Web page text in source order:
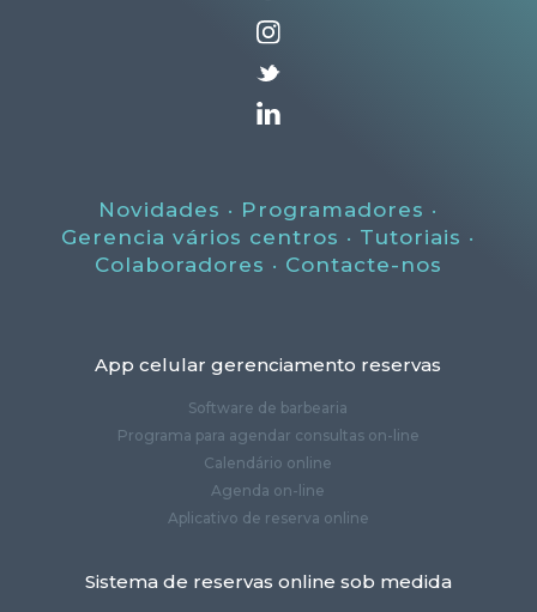
Novidades · Programadores ·
Gerencia vários centros · Tutoriais ·
Colaboradores · Contacte-nos
App celular gerenciamento reservas
Software de barbearia
Programa para agendar consultas on-line
Calendário online
Agenda on-line
Aplicativo de reserva online
Sistema de reservas online sob medida